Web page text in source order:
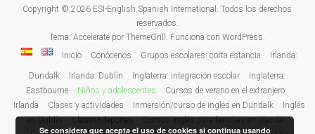
Copyright © 2026 ESI-English Spanish International
. Todos los derechos
reservados.
Tema:Accelerate por ThemeGrill. Funciona conWordPress
Inicio
Conócenos Grupos escolares: corta estancia Irlanda:
Dundalk Irlanda: Dublín Inglaterra: integración escolar
Inglaterra:
Eastbourne
Niños y adolescentes
Cursos de verano en el extranjero
Irlanda
Clases y actividades Inmersión/curso de inglés en Dundalk
Inglés
en Dublín
Clases+deportes
Cursos inglés para familias en Irlanda
Se considera que acepta el uso de cookies si continua usando